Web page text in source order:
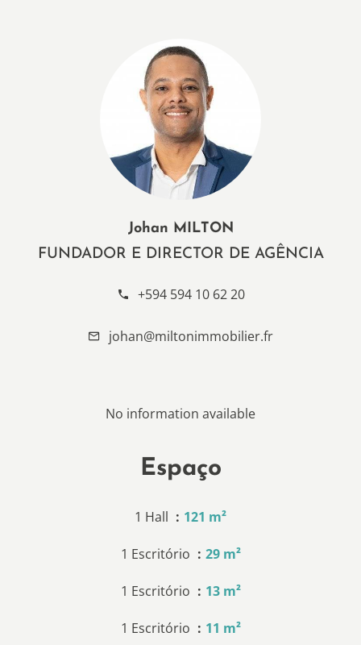
Johan MILTON
FUNDADOR E DIRECTOR DE AGÊNCIA
+594 594 10 62 20
johan@miltonimmobilier.fr
No information available
Espaço
1 Hall 121 m²
1 Escritório 29 m²
1 Escritório 13 m²
1 Escritório 11 m²